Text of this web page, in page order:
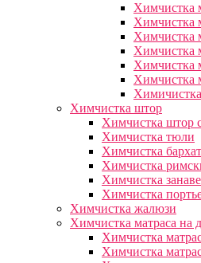
Химчистка
Химчистка
Химчистка
Химчистка
Химчистка
Химчистка
Химчистка штор
Химчистка штор
Химчистка тюли
Химчистка
Химчистка
Химчистка
Химчистка
Химчистка жалюзи
Химчистка матраса на
Химчистка
Химчистка